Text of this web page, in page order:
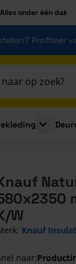
Alles onder één dak
Profiteer
for Isolatie
Toggle
W
Knauf
naar: